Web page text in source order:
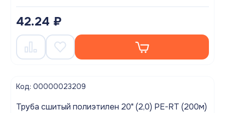
42.24 ₽
Код: 00000023209
Труба сшитый полиэтилен 20" (2,0) PE-RT (200м)